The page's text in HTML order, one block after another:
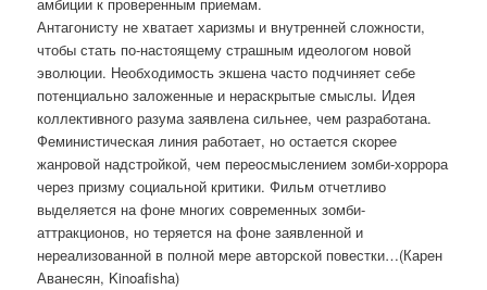
амбиции к проверенным приемам.
Антагонисту не хватает харизмы и внутренней сложности,
чтобы стать по-настоящему страшным идеологом новой
эволюции. Необходимость экшена часто подчиняет себе
потенциально заложенные и нераскрытые смыслы. Идея
коллективного разума заявлена сильнее, чем разработана.
Феминистическая линия работает, но остается скорее
жанровой надстройкой, чем переосмыслением зомби-хоррора
через призму социальной критики. Фильм отчетливо
выделяется на фоне многих современных зомби-
аттракционов, но теряется на фоне заявленной и
нереализованной в полной мере авторской повестки…(Карен
Аванесян, Kinoafisha)